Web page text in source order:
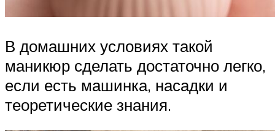
В домашних условиях такой
маникюр сделать достаточно легко,
если есть машинка, насадки и
теоретические знания.